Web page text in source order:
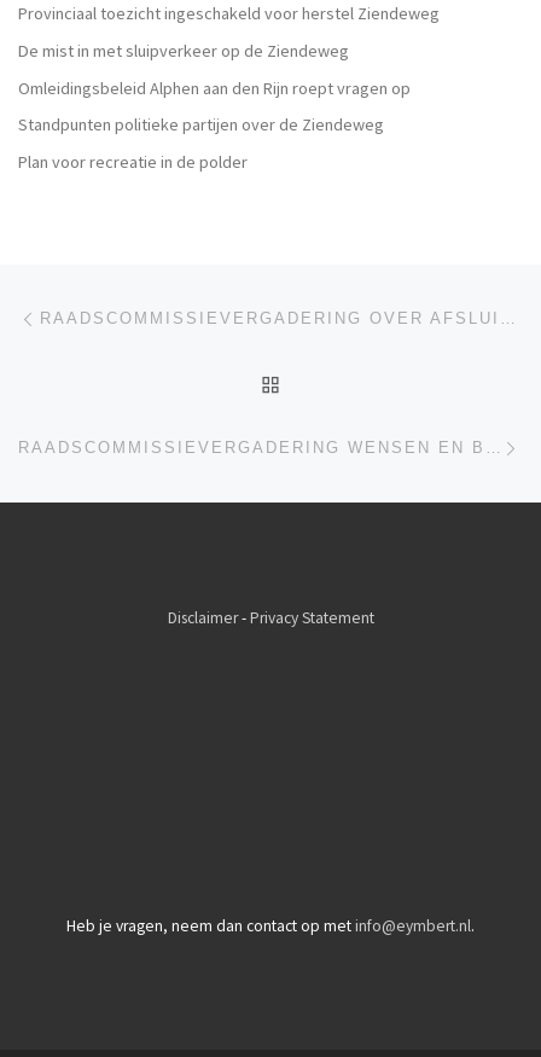
Provinciaal toezicht ingeschakeld voor herstel Ziendeweg
De mist in met sluipverkeer op de Ziendeweg
Omleidingsbeleid Alphen aan den Rijn roept vragen op
Standpunten politieke partijen over de Ziendeweg
Plan voor recreatie in de polder
RAADSCOMMISSIEVERGADERING OVER AFSLUITING ZIENDEWEG
RAADSCOMMISSIEVERGADERING WENSEN EN BEDENKINGEN
Disclaimer-Privacy Statement
Heb je vragen, neem dan contact op metinfo@eymbert.nl.